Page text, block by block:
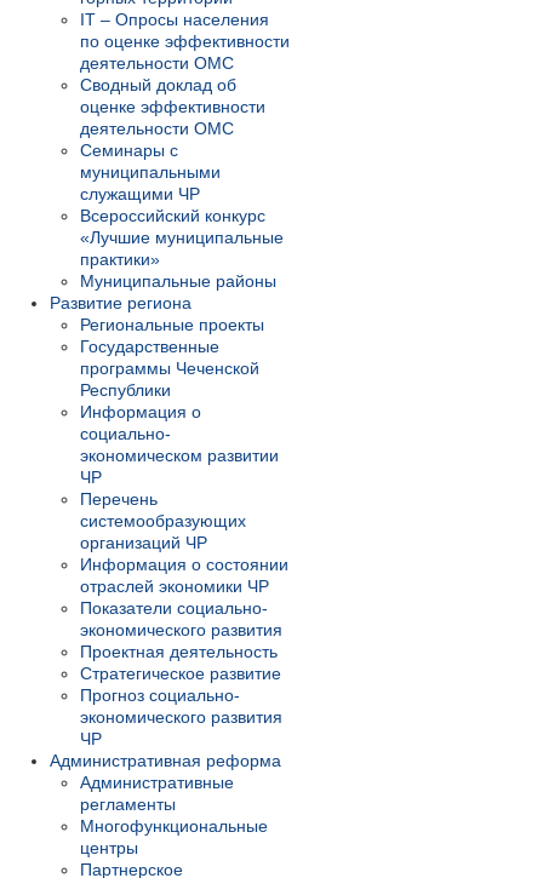
IT – Опросы населения
по оценке эффективности
деятельности ОМС
Сводный доклад об
оценке эффективности
деятельности ОМС
Семинары с
муниципальными
служащими ЧР
Всероссийский конкурс
«Лучшие муниципальные
практики»
Муниципальные районы
Развитие региона
Региональные проекты
Государственные
программы Чеченской
Республики
Информация о
социально-
экономическом развитии
ЧР
Перечень
системообразующих
организаций ЧР
Информация о состоянии
отраслей экономики ЧР
Показатели социально-
экономического развития
Проектная деятельность
Стратегическое развитие
Прогноз социально-
экономического развития
ЧР
Административная реформа
Административные
регламенты
Многофункциональные
центры
Партнерское